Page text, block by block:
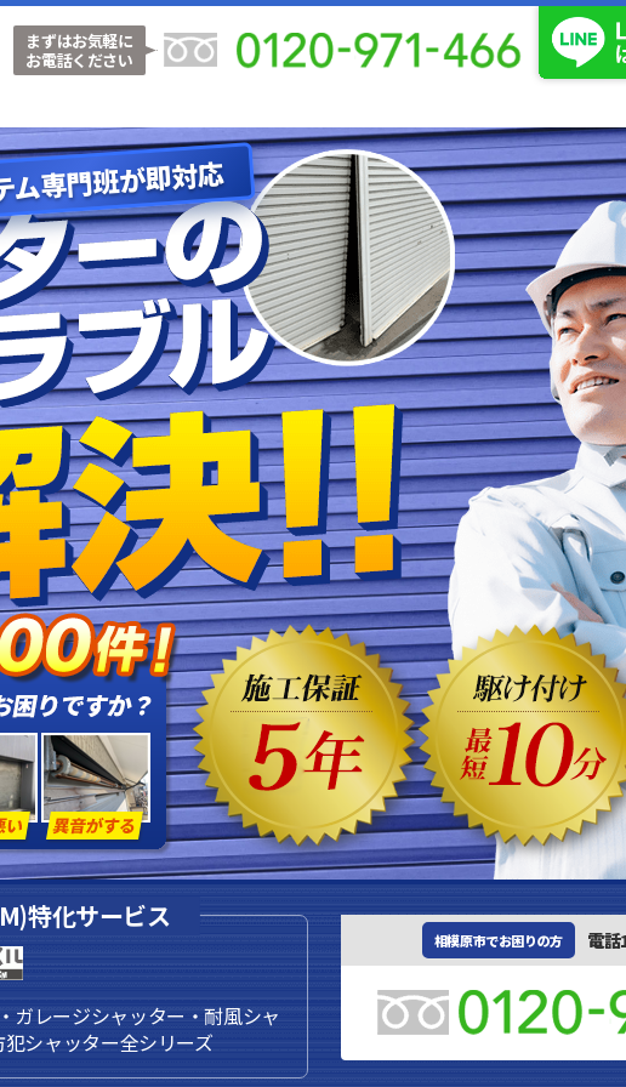
まずはお気軽に
お電話ください
専門班が即対応
特化サービス
レージシャッター・耐風シャ
シャッター全シリーズ
相模原市でお困りの方 電